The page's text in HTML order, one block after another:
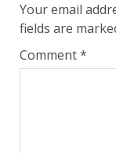
Your email
fields are
Comment*